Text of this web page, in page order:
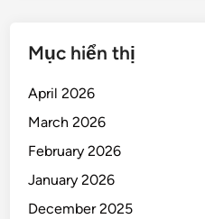
Mục hiển thị
April 2026
March 2026
February 2026
January 2026
December 2025